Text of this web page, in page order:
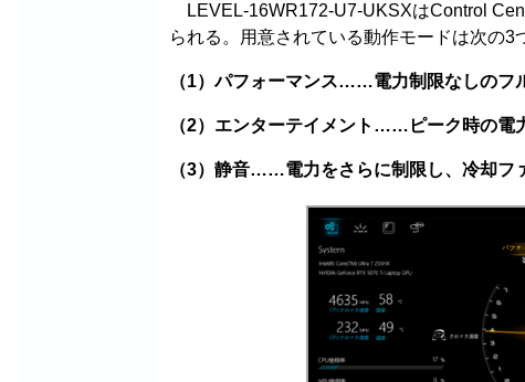
LEVEL-16WR172-U7-UKSXはControl
られる。用意されている動作モードは次の3
（1）パフォーマンス……電力制限なしのフ
（2） エンターテイメント……ピーク時の電
（3） 静音……電力をさらに制限し、冷却フ